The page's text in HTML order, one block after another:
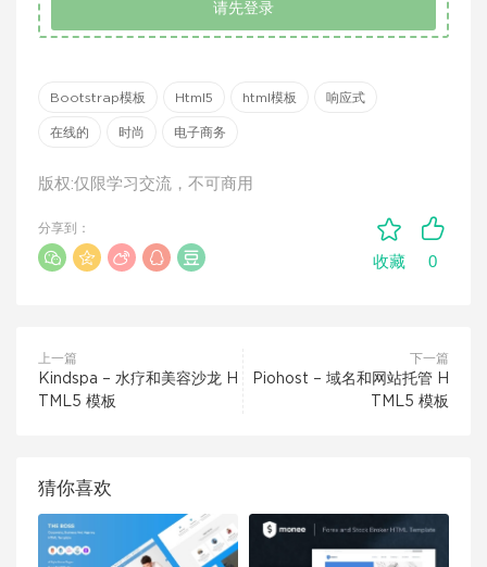
请先登录
Bootstrap模板 Html5 html模板 响应式
在线的 时尚 电子商务
版权:仅限学习交流，不可商用
收藏 0
分享到：
上一篇
Kindspa – 水疗和美容沙龙 H
TML5 模板
下一篇
Piohost – 域名和网站托管 H
TML5 模板
猜你喜欢